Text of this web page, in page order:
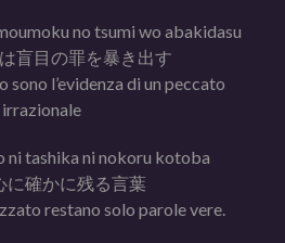
no tsumi wo abakidasu
盲目の罪を暴き出す
sono l’evidenza di un peccato
irrazionale
ni tashika ni nokoru kotoba
に確かに残る言葉
restano solo parole vere.